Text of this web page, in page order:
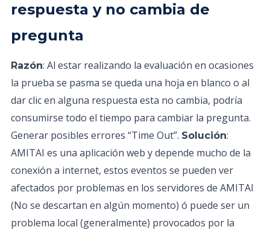
respuesta y no cambia de
pregunta
Razón: Al estar realizando la evaluación en ocasiones
la prueba se pasma se queda una hoja en blanco o al
dar clic en alguna respuesta esta no cambia, podría
consumirse todo el tiempo para cambiar la pregunta.
Generar posibles errores “Time Out”. Solución:
AMITAI es una aplicación web y depende mucho de la
conexión a internet, estos eventos se pueden ver
afectados por problemas en los servidores de AMITAI
(No se descartan en algún momento) ó puede ser un
problema local (generalmente) provocados por la